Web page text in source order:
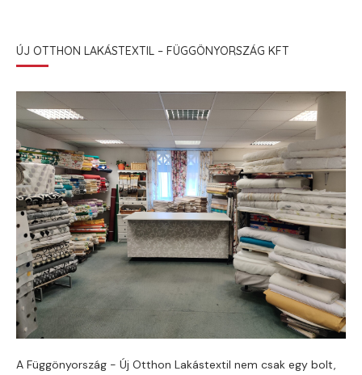
ÚJ OTTHON LAKÁSTEXTIL – FÜGGÖNYORSZÁG KFT
A Függönyország - Új Otthon Lakástextil nem csak egy bolt,